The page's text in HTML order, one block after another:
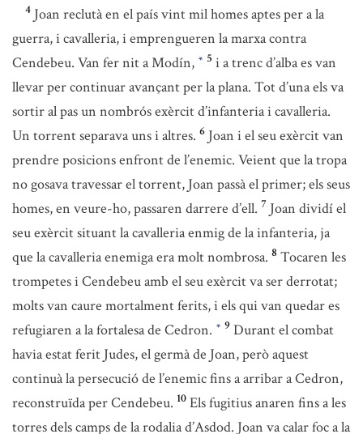
4 Joan reclutà en el país vint mil homes aptes per a la
guerra, i cavalleria, i emprengueren la marxa contra
Cendebeu. Van fer nit a Modín, * 5 i a trenc d’alba es van
llevar per continuar avançant per la plana. Tot d’una els va
sortir al pas un nombrós exèrcit d’infanteria i cavalleria.
Un torrent separava uns i altres. 6 Joan i el seu exèrcit van
prendre posicions enfront de l’enemic. Veient que la tropa
no gosava travessar el torrent, Joan passà el primer; els seus
homes, en veure-ho, passaren darrere d’ell. 7 Joan dividí el
seu exèrcit situant la cavalleria enmig de la infanteria, ja
que la cavalleria enemiga era molt nombrosa. 8 Tocaren les
trompetes i Cendebeu amb el seu exèrcit va ser derrotat;
molts van caure mortalment ferits, i els qui van quedar es
refugiaren a la fortalesa de Cedron. * 9 Durant el combat
havia estat ferit Judes, el germà de Joan, però aquest
continuà la persecució de l’enemic fins a arribar a Cedron,
reconstruïda per Cendebeu. 10 Els fugitius anaren fins a les
torres dels camps de la rodalia d’Asdod. Joan va calar foc a la